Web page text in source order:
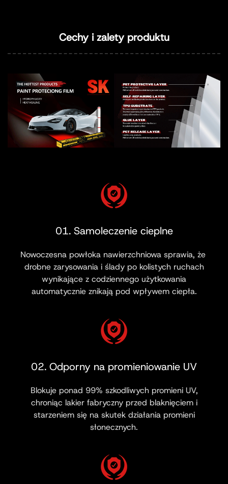
Cechy i zalety produktu
01. Samoleczenie cieplne
Nowoczesna powłoka nawierzchniowa sprawia, że ​​
drobne zarysowania i ślady po kolistych ruchach
wynikające z codziennego użytkowania
automatycznie znikają pod wpływem ciepła.
02. Odporny na promieniowanie UV
Blokuje ponad 99% szkodliwych promieni UV,
chroniąc lakier fabryczny przed blaknięciem i
starzeniem się na skutek działania promieni
słonecznych.